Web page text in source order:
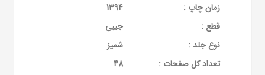
زمان چاپ :
1394
قطع :
جیبی
نوع جلد :
شمیز
تعداد کل صفحات :
48